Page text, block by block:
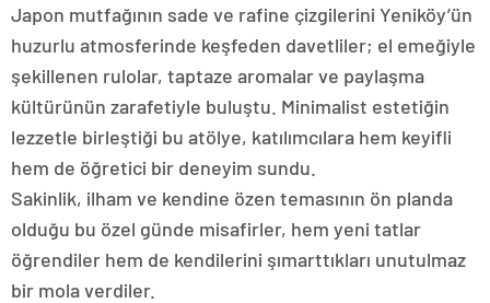
Japon mutfağının sade ve rafine çizgilerini Yeniköy’ün
huzurlu atmosferinde keşfeden davetliler; el emeğiyle
şekillenen rulolar, taptaze aromalar ve paylaşma
kültürünün zarafetiyle buluştu. Minimalist estetiğin
lezzetle birleştiği bu atölye, katılımcılara hem keyifli
hem de öğretici bir deneyim sundu.
Sakinlik, ilham ve kendine özen temasının ön planda
olduğu bu özel günde misafirler, hem yeni tatlar
öğrendiler hem de kendilerini şımarttıkları unutulmaz
bir mola verdiler.